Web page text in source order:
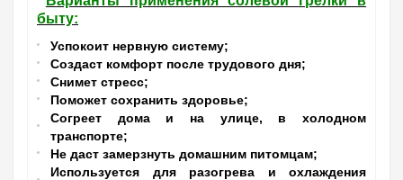
быту:
Успокоит нервную систему;
Создаст комфорт после трудового дня;
Снимет стресс;
Поможет сохранить здоровье;
Согреет дома и на улице, в холодном
транспорте;
Не даст замерзнуть домашним питомцам;
Используется для разогрева и охлаждения